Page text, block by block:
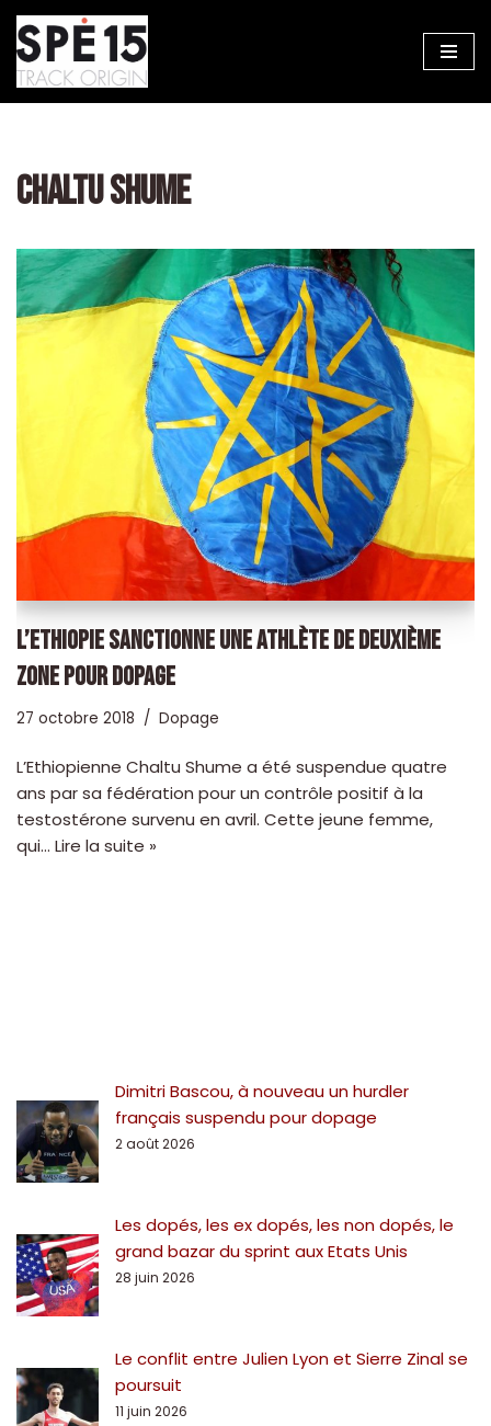
Aller
au
CHALTU SHUME
L’ETHIOPIE SANCTIONNE UNE ATHLÈTE DE DEUXIÈME
ZONE POUR DOPAGE
27 octobre 2018 Dopage
L’Ethiopienne Chaltu Shume a été suspendue quatre
ans par sa fédération pour un contrôle positif à la
testostérone survenu en avril. Cette jeune femme,
qui… Lire la suite »
Dimitri Bascou, à nouveau un hurdler
français suspendu pour dopage
2 août 2026
Les dopés, les ex dopés, les non dopés, le
grand bazar du sprint aux Etats Unis
28 juin 2026
Le conflit entre Julien Lyon et Sierre Zinal se
poursuit
11 juin 2026